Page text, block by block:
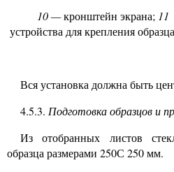
10—кронштейн экрана; 11
устройства для крепления
Вся установка должна быть
4.5.3. Подготовка образцов и
Из отобранных листов
образца размерами 250C 250мм.